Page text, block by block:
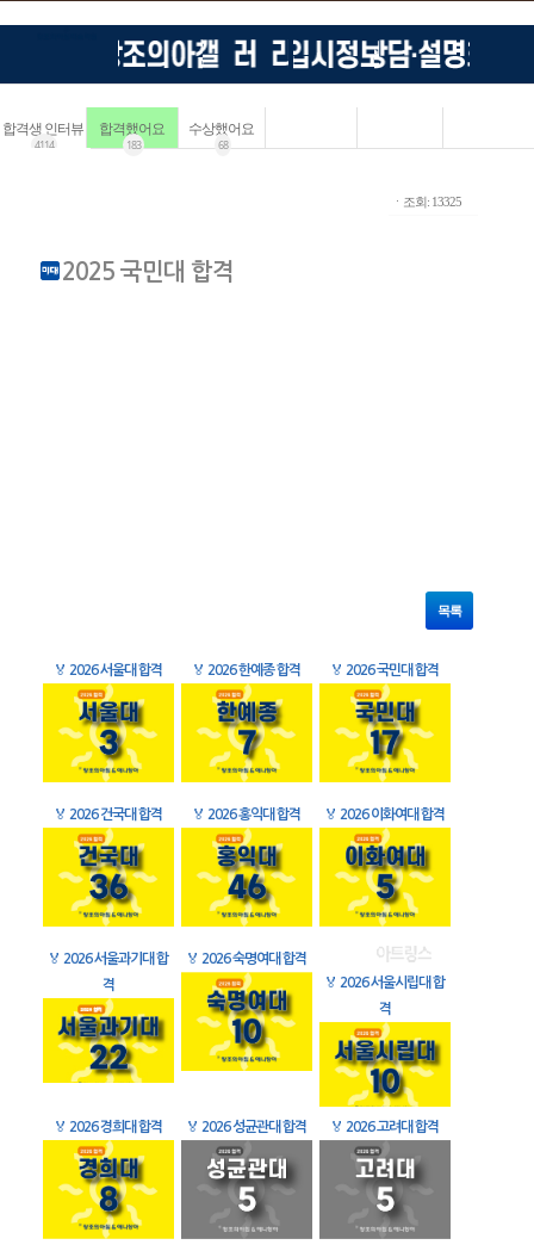
합격생 인터뷰
4114
합격했어요
183
수상했어요
68
ㆍ조회: 13325
2025 국민대 합격
목록
🏅 2026 서울대 합격 🏅 2026 한예종 합격 🏅 2026 국민대 합격
🏅 2026 건국대 합격 🏅 2026 홍익대 합격 🏅 2026 이화여대 합격
🏅 2026 서울과기대 합
격
🏅 2026 숙명여대 합격
🏅 2026 서울시립대 합
격
🏅 2026 경희대 합격 🏅 2026 성균관대 합격 🏅 2026 고려대 합격